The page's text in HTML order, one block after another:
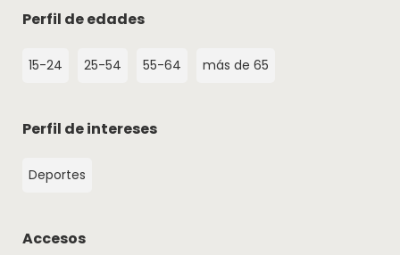
Perfil de edades
15-24 25-54 55-64 más de 65
Perfil de intereses
Deportes
Accesos